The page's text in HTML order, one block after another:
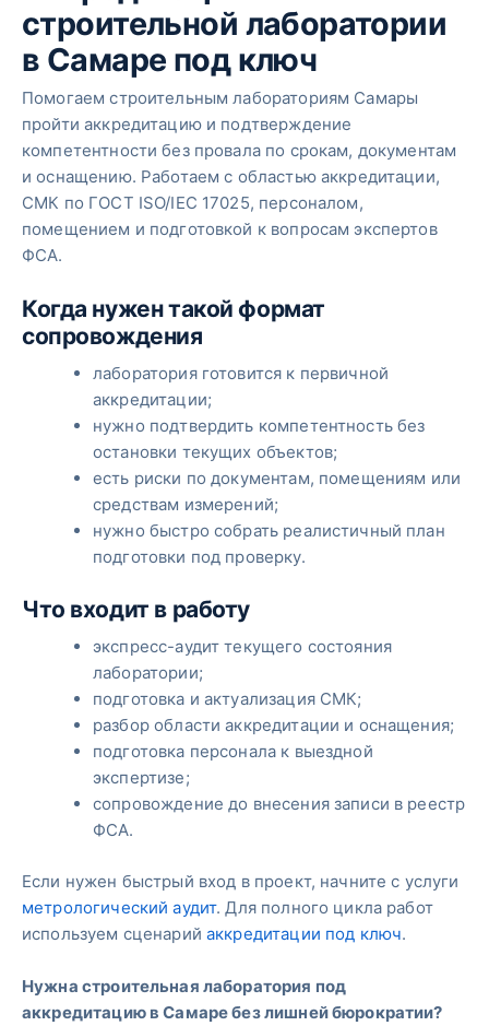
строительной лаборатории
в Самаре под ключ
Помогаем строительным лабораториям Самары
пройти аккредитацию и подтверждение
компетентности без провала по срокам, документам
и оснащению. Работаем с областью аккредитации,
СМК по ГОСТ ISO/IEC 17025, персоналом,
помещением и подготовкой к вопросам экспертов
ФСА.
Когда нужен такой формат
сопровождения
лаборатория готовится к первичной
аккредитации;
нужно подтвердить компетентность без
остановки текущих объектов;
есть риски по документам, помещениям или
средствам измерений;
нужно быстро собрать реалистичный план
подготовки под проверку.
Что входит в работу
экспресс-аудит текущего состояния
лаборатории;
подготовка и актуализация СМК;
разбор области аккредитации и оснащения;
подготовка персонала к выездной
экспертизе;
сопровождение до внесения записи в реестр
ФСА.
Если нужен быстрый вход в проект, начните с услуги
метрологический аудит. Для полного цикла работ
используем сценарийаккредитации под ключ.
Нужна строительная лаборатория под
аккредитацию в Самаре без лишней бюрократии?